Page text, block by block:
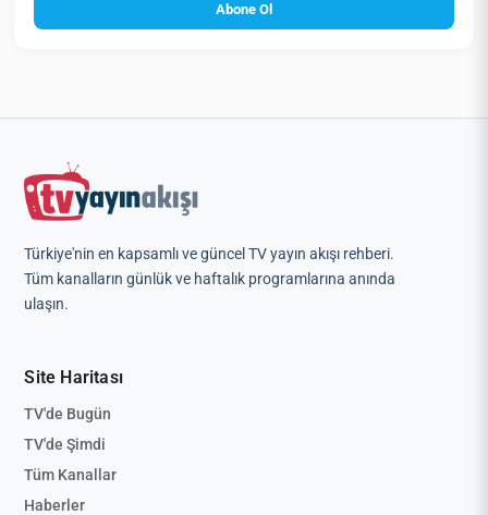
Abone Ol
Türkiye'nin en kapsamlı ve güncel TV yayın akışı rehberi.
Tüm kanalların günlük ve haftalık programlarına anında
ulaşın.
Site Haritası
TV'de Bugün
TV'de Şimdi
Tüm Kanallar
Haberler